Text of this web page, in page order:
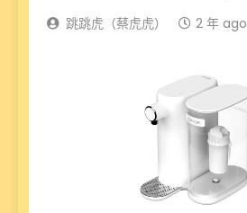
跳跳虎（蔡虎虎） 2 年 ago